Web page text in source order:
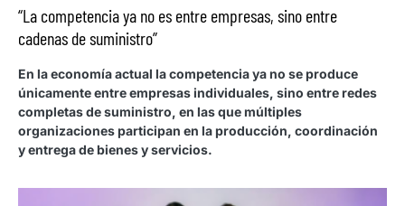
“La competencia ya no es entre empresas, sino entre
cadenas de suministro”
En la economía actual la competencia ya no se produce
únicamente entre empresas individuales, sino entre redes
completas de suministro, en las que múltiples
organizaciones participan en la producción, coordinación
y entrega de bienes y servicios.